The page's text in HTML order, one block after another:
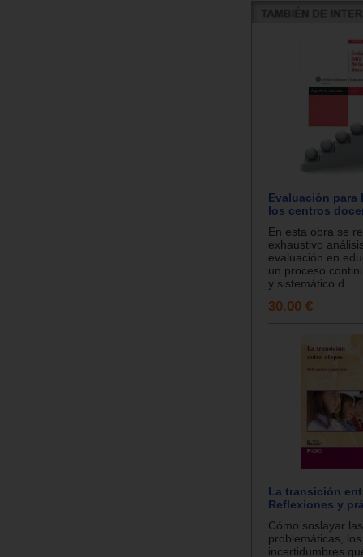
Evaluación para
los centros
En esta obra se
exhaustivo
evaluación en
un proceso
y sistemático d...
30.00 €
La transición
Reflexiones y
Cómo soslayar las
problemáticas,
incertidumbres